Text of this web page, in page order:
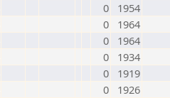
0
1954
0
1964
0
1964
0
1934
0
1919
0
1926